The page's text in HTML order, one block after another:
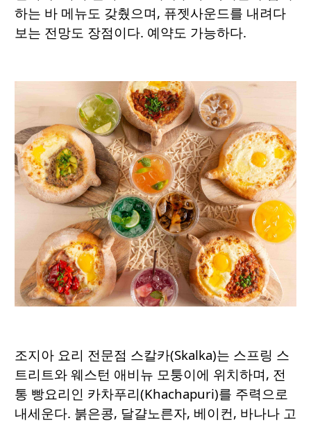
하는 바 메뉴도 갖췄으며, 퓨젯사운드를 내려다
보는 전망도 장점이다. 예약도 가능하다.
조지아 요리 전문점 스칼카(Skalka)는 스프링 스
트리트와 웨스턴 애비뉴 모퉁이에 위치하며, 전
통 빵요리인 카차푸리(Khachapuri)를 주력으로
내세운다. 붉은콩, 달걀노른자, 베이컨, 바나나 고